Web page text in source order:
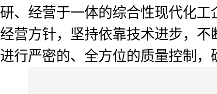
研、经营于一体的综合性现代化
经营方针，坚持依靠技术进步，
进行严密的、全方位的质量控制